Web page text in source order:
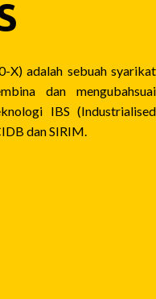
X) adalah sebuah syarikat
dan mengubahsuai
IBS (Industrialised
dan SIRIM.